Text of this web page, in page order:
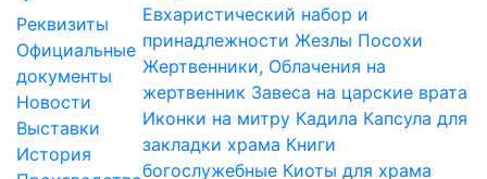
Реквизиты
Официальные
документы
Новости
Выставки
История
Евхаристический набор и
принадлежности Жезлы Посохи
Жертвенники, Облачения на
жертвенник Завеса на царские врата
Иконки на митру Кадила Капсула для
закладки храма Книги
богослужебные Киоты для храма